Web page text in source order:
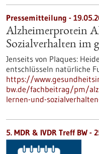
Pressemitteilung -
Alzheimerprotein
Sozialverhalten im
Jenseits von Plaques:
entschlüsseln natürliche
https://
bw.de/fachbeitrag/pm/
lernen-und-
5. MDR & IVDR Treff BW -